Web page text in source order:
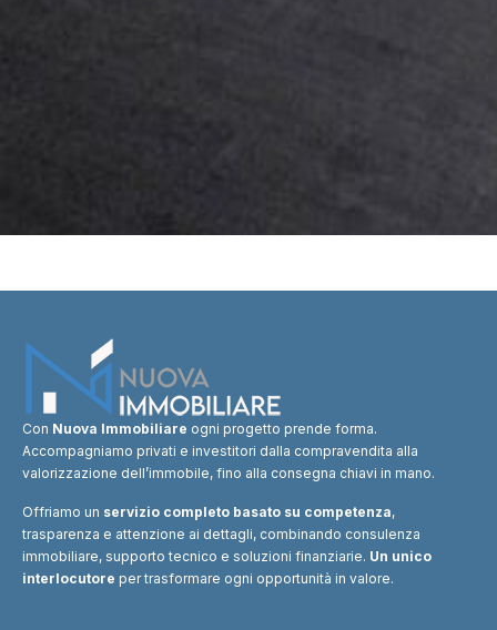
Con Nuova Immobiliare ogni progetto prende forma.
Accompagniamo privati e investitori dalla compravendita alla
valorizzazione dell’immobile, fino alla consegna chiavi in mano.
Offriamo un servizio completo basato su competenza,
trasparenza e attenzione ai dettagli, combinando consulenza
immobiliare, supporto tecnico e soluzioni finanziarie. Un unico
interlocutore per trasformare ogni opportunità in valore.